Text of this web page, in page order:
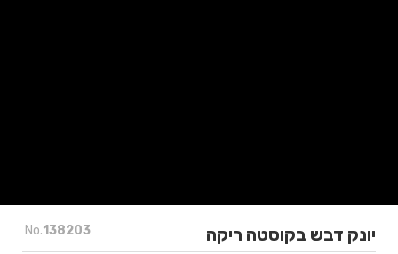
No.138203 יונק דבש בקוסטה ריקה